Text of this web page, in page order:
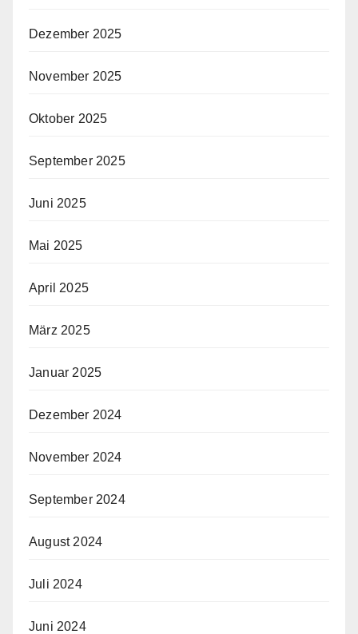
Dezember 2025
November 2025
Oktober 2025
September 2025
Juni 2025
Mai 2025
April 2025
März 2025
Januar 2025
Dezember 2024
November 2024
September 2024
August 2024
Juli 2024
Juni 2024